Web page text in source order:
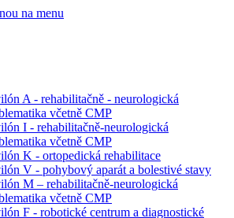
na menu
A - rehabilitačně - neurologická
včetně CMP
I - rehabilitačně-neurologická
včetně CMP
K - ortopedická rehabilitace
V - pohybový aparát a bolestivé stavy
M – rehabilitačně-neurologická
včetně CMP
F - robotické centrum a diagnostické